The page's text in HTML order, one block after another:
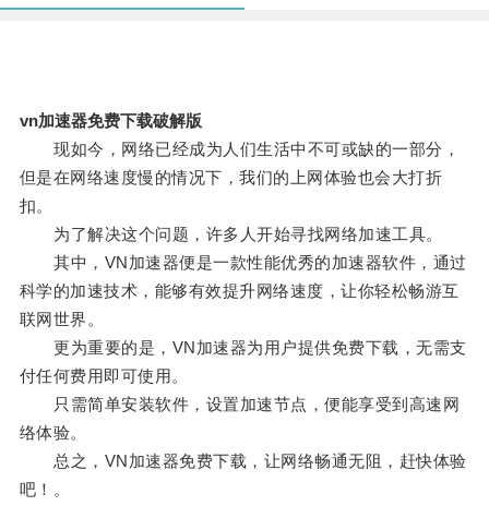
vn加速器免费下载破解版
现如今，网络已经成为人们生活中不可或缺的一部分，
但是在网络速度慢的情况下，我们的上网体验也会大打折
扣。
为了解决这个问题，许多人开始寻找网络加速工具。
其中，VN加速器便是一款性能优秀的加速器软件，通过
科学的加速技术，能够有效提升网络速度，让你轻松畅游互
联网世界。
更为重要的是，VN加速器为用户提供免费下载，无需支
付任何费用即可使用。
只需简单安装软件，设置加速节点，便能享受到高速网
络体验。
总之，VN加速器免费下载，让网络畅通无阻，赶快体验
吧！。